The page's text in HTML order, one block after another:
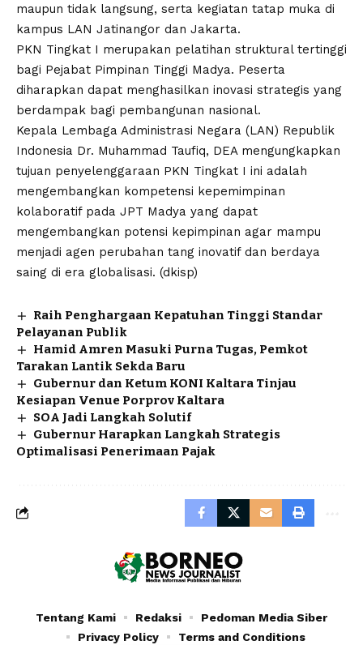
maupun tidak langsung, serta kegiatan tatap muka di
kampus LAN Jatinangor dan Jakarta.
PKN Tingkat I merupakan pelatihan struktural tertinggi
bagi Pejabat Pimpinan Tinggi Madya. Peserta
diharapkan dapat menghasilkan inovasi strategis yang
berdampak bagi pembangunan nasional.
Kepala Lembaga Administrasi Negara (LAN) Republik
Indonesia Dr. Muhammad Taufiq, DEA mengungkapkan
tujuan penyelenggaraan PKN Tingkat I ini adalah
mengembangkan kompetensi kepemimpinan
kolaboratif pada JPT Madya yang dapat
mengembangkan potensi kepimpinan agar mampu
menjadi agen perubahan tang inovatif dan berdaya
saing di era globalisasi. (dkisp)
Raih Penghargaan Kepatuhan Tinggi Standar
Pelayanan Publik
Hamid Amren Masuki Purna Tugas, Pemkot
Tarakan Lantik Sekda Baru
Gubernur dan Ketum KONI Kaltara Tinjau
Kesiapan Venue Porprov Kaltara
SOA Jadi Langkah Solutif
Gubernur Harapkan Langkah Strategis
Optimalisasi Penerimaan Pajak
Tentang Kami Redaksi
Pedoman Media Siber
Privacy Policy
Terms and Conditions